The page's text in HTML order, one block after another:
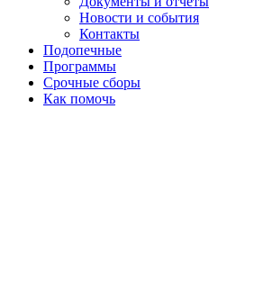
Новости и события
Контакты
Подопечные
Программы
Срочные сборы
Как помочь